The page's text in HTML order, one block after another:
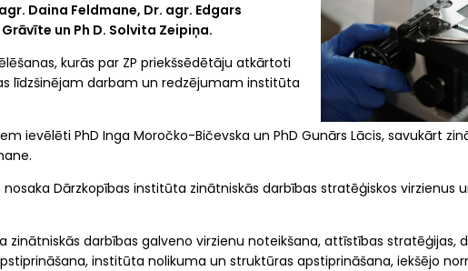
Daina Feldmane, Dr. agr. Edgars
un Ph D. Solvita Zeipiņa.
kurās par ZP priekšsēdētāju atkārtoti
līdzšinējam darbam un redzējumam institūta
ievēlēti PhD Inga Moročko-Bičevska un PhD Gunārs Lācis, savukārt
Dārzkopības institūta zinātniskās darbības stratēģiskos virzienus
darbības galveno virzienu noteikšana, attīstības stratēģijas,
institūta nolikuma un struktūras apstiprināšana, iekšējo